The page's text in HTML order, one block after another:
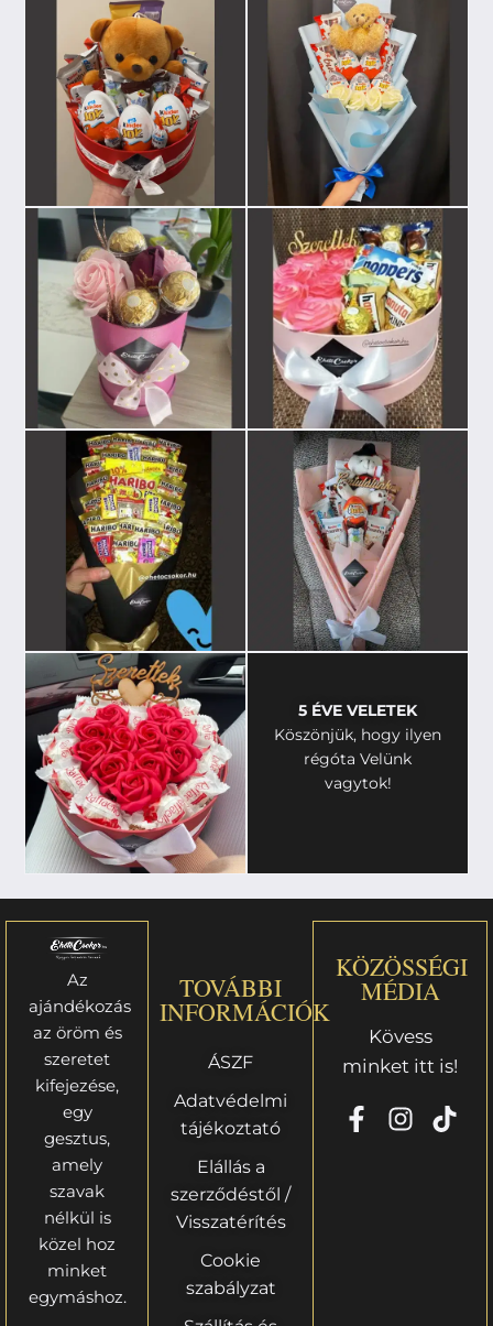
5 ÉVE VELETEK
Köszönjük, hogy ilyen
régóta Velünk
vagytok!
Az
ajándékozás
az öröm és
szeretet
kifejezése,
egy
gesztus,
amely
szavak
nélkül is
közel hoz
minket
egymáshoz.
TOVÁBBI
INFORMÁCIÓK
ÁSZF
Adatvédelmi
tájékoztató
Elállás a
szerződéstől /
Visszatérítés
Cookie
szabályzat
KÖZÖSSÉGI
MÉDIA
Kövess
minket itt is!